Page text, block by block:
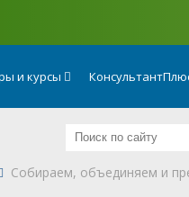
и курсы
Собираем, объединяем и